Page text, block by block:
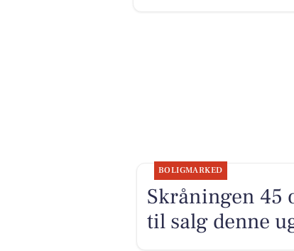
BOLIGMARKED
Skråningen 45
til salg denne